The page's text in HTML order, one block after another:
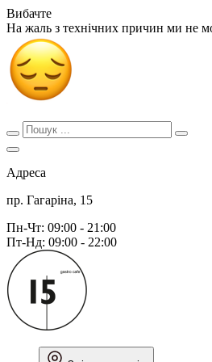
Вибачте
На жаль з технічних причин ми не
Адреса
пр. Гагаріна, 15
Пн-Чт: 09:00 - 21:00
Пт-Нд: 09:00 - 22:00